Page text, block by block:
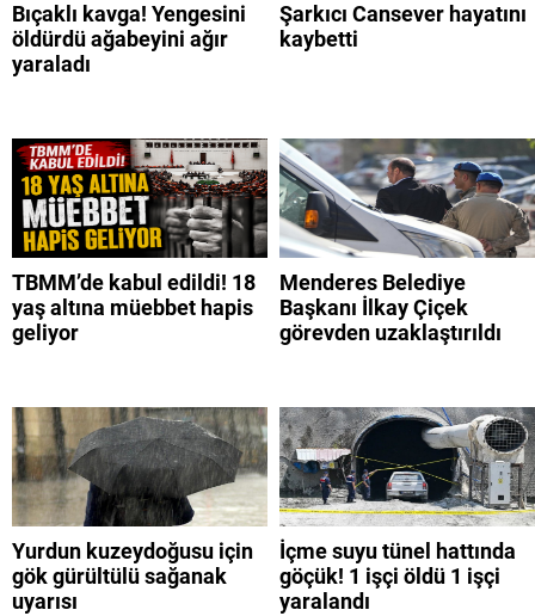
Bıçaklı kavga! Yengesini
öldürdü ağabeyini ağır
yaraladı
Şarkıcı Cansever hayatını
kaybetti
TBMM’de kabul edildi! 18
yaş altına müebbet hapis
geliyor
Menderes Belediye
Başkanı İlkay Çiçek
görevden uzaklaştırıldı
Yurdun kuzeydoğusu için
gök gürültülü sağanak
uyarısı
İçme suyu tünel hattında
göçük! 1 işçi öldü 1 işçi
yaralandı